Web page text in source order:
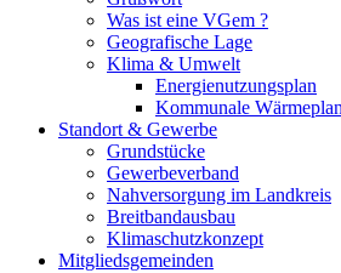
Was ist eine VGem ?
Geografische Lage
Klima & Umwelt
Energienutzungsplan
Kommunale
Standort & Gewerbe
Grundstücke
Gewerbeverband
Nahversorgung im Landkreis
Breitbandausbau
Klimaschutzkonzept
Mitgliedsgemeinden